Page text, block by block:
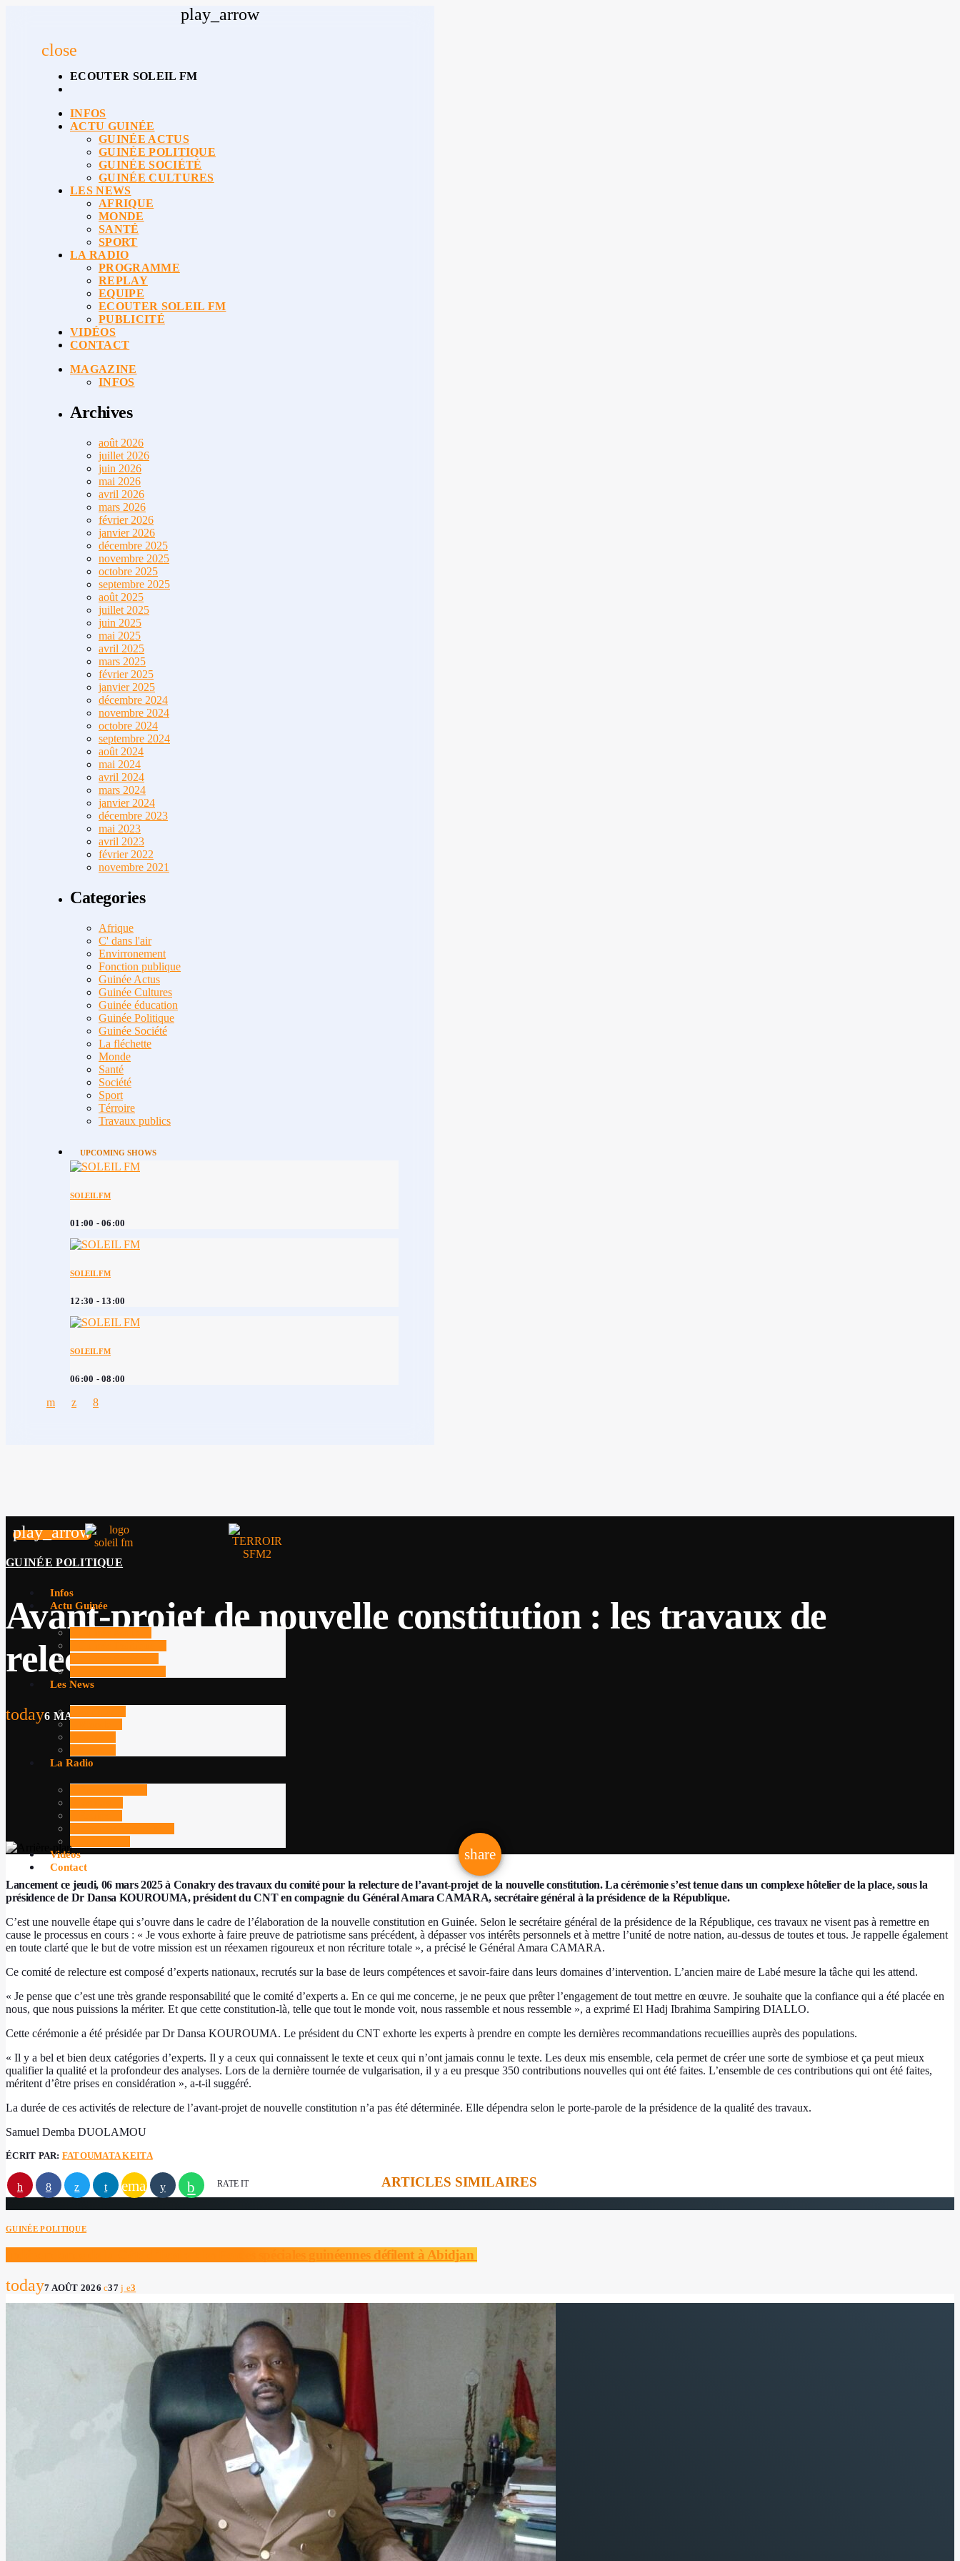
close
play_arrow
ECOUTER SOLEIL FM
INFOS
ACTU GUINÉE
GUINÉE ACTUS
GUINÉE POLITIQUE
GUINÉE SOCIÉTÉ
GUINÉE CULTURES
LES NEWS
AFRIQUE
MONDE
SANTÉ
SPORT
LA RADIO
PROGRAMME
REPLAY
EQUIPE
ECOUTER SOLEIL FM
PUBLICITÉ
VIDÉOS
CONTACT
MAGAZINE
INFOS
Archives
août 2026
juillet 2026
juin 2026
mai 2026
avril 2026
mars 2026
février 2026
janvier 2026
décembre 2025
novembre 2025
octobre 2025
septembre 2025
août 2025
juillet 2025
juin 2025
mai 2025
avril 2025
mars 2025
février 2025
janvier 2025
décembre 2024
novembre 2024
octobre 2024
septembre 2024
août 2024
mai 2024
avril 2024
mars 2024
janvier 2024
décembre 2023
mai 2023
avril 2023
février 2022
novembre 2021
Categories
Afrique
C' dans l'air
Envirronement
Fonction publique
Guinée Actus
Guinée Cultures
Guinée éducation
Guinée Politique
Guinée Société
La fléchette
Monde
Santé
Société
Sport
Térroire
Travaux publics
UPCOMING SHOWS
SOLEIL FM
01:00 - 06:00
SOLEIL FM
12:30 - 13:00
SOLEIL FM
06:00 - 08:00
play_arrow
Infos
Actu Guinée
Les News
La Radio
Vidéos
Contact
GUINÉE POLITIQUE
Avant-projet de nouvelle constitution : les travaux de
relecture lancés
today6 MARS 2025 69
share
email
Lancement ce jeudi, 06 mars 2025 à Conakry des travaux du comité pour la relecture de l’avant-projet de la nouvelle constitution. La cérémonie s’est tenue dans un complexe hôtelier de la place, sous la
présidence de Dr Dansa KOUROUMA, président du CNT en compagnie du Général Amara CAMARA, secrétaire général à la présidence de la République.
C’est une nouvelle étape qui s’ouvre dans le cadre de l’élaboration de la nouvelle constitution en Guinée. Selon le secrétaire général de la présidence de la République, ces travaux ne visent pas à remettre en
cause le processus en cours : « Je vous exhorte à faire preuve de patriotisme sans précédent, à dépasser vos intérêts personnels et à mettre l’unité de notre nation, au-dessus de toutes et tous. Je rappelle également
en toute clarté que le but de votre mission est un réexamen rigoureux et non récriture totale », a précisé le Général Amara CAMARA.
Ce comité de relecture est composé d’experts nationaux, recrutés sur la base de leurs compétences et savoir-faire dans leurs domaines d’intervention. L’ancien maire de Labé mesure la tâche qui les attend.
« Je pense que c’est une très grande responsabilité que le comité d’experts a. En ce qui me concerne, je ne peux que prêter l’engagement de tout mettre en œuvre. Je souhaite que la confiance qui a été placée en
nous, que nous puissions la mériter. Et que cette constitution-là, telle que tout le monde voit, nous rassemble et nous ressemble », a exprimé El Hadj Ibrahima Sampiring DIALLO.
Cette cérémonie a été présidée par Dr Dansa KOUROUMA. Le président du CNT exhorte les experts à prendre en compte les dernières recommandations recueillies auprès des populations.
« Il y a bel et bien deux catégories d’experts. Il y a ceux qui connaissent le texte et ceux qui n’ont jamais connu le texte. Les deux mis ensemble, cela permet de créer une sorte de symbiose et ça peut mieux
qualifier la qualité et la profondeur des analyses. Lors de la dernière tournée de vulgarisation, il y a eu presque 350 contributions nouvelles qui ont été faites. L’ensemble de ces contributions qui ont été faites,
méritent d’être prises en considération », a-t-il suggéré.
La durée de ces activités de relecture de l’avant-projet de nouvelle constitution n’a pas été déterminée. Elle dépendra selon le porte-parole de la présidence de la qualité des travaux.
Samuel Demba DUOLAMOU
ÉCRIT PAR: FATOUMATA KEITA
email RATE IT ARTICLES SIMILAIRES
GUINÉE POLITIQUE
Indépendance de la Côte d’Ivoire : les Forces spéciales guinéennes défilent à Abidjan
today7 AOÛT 2026 37 3